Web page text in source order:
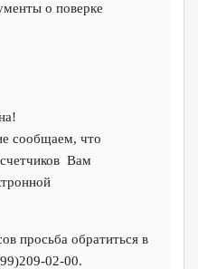
о поверке
сообщаем, что
Вам
просьба обратиться в
02-00.